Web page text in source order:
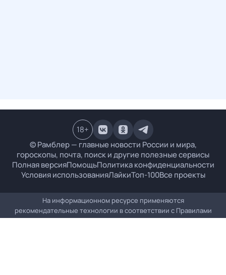
© Рамблер — главные новости России и мира,
гороскопы, почта, поиск и другие полезные сервисы
Полная версияПомощьПолитика конфиденциальности
Условия использованияЛайкиТоп-100Все проекты
18+
На информационном ресурсе применяются
рекомендательные технологии в соответствии с Правилами